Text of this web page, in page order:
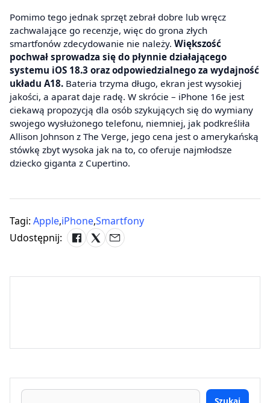
Pomimo tego jednak sprzęt zebrał dobre lub wręcz
zachwalające go recenzje, więc do grona złych
smartfonów zdecydowanie nie należy. Większość
pochwał sprowadza się do płynnie działającego
systemu iOS 18.3 oraz odpowiedzialnego za wydajność
układu A18. Bateria trzyma długo, ekran jest wysokiej
jakości, a aparat daje radę. W skrócie – iPhone 16e jest
ciekawą propozycją dla osób szykujących się do wymiany
swojego wysłużonego telefonu, niemniej, jak podkreśliła
Allison Johnson z The Verge, jego cena jest o amerykańską
stówkę zbyt wysoka jak na to, co oferuje najmłodsze
dziecko giganta z Cupertino.
Tagi: Apple,iPhone,Smartfony
Udostępnij: